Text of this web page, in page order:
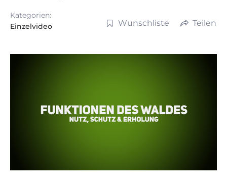
Kategorien:
Einzelvideo
Wunschliste Teilen